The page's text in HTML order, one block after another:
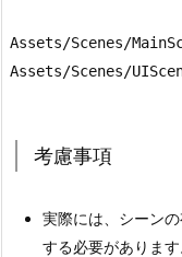
Assets/Scenes/
Assets/Scenes/
考慮事項
実際には、シーン
する必要がありま